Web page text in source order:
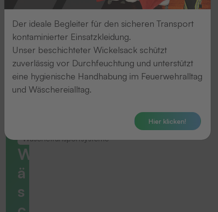
Wäschetransportsysteme
W
ä
s
Der ideale Begleiter für den sicheren Transport
kontaminierter Einsatzkleidung.
Unser beschichteter Wickelsack schützt
zuverlässig vor Durchfeuchtung und unterstützt
eine hygienische Handhabung im Feuerwehralltag
und Wäschereialltag.
Hier klicken!